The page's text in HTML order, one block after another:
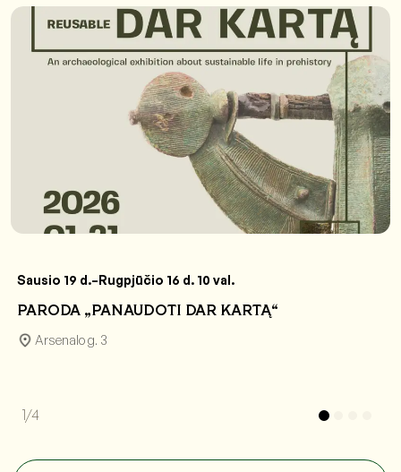
Sausio 19 d.–Rugpjūčio 16 d. 10 val.
PARODA „PANAUDOTI DAR KARTĄ“
Arsenalo g. 3
1/4